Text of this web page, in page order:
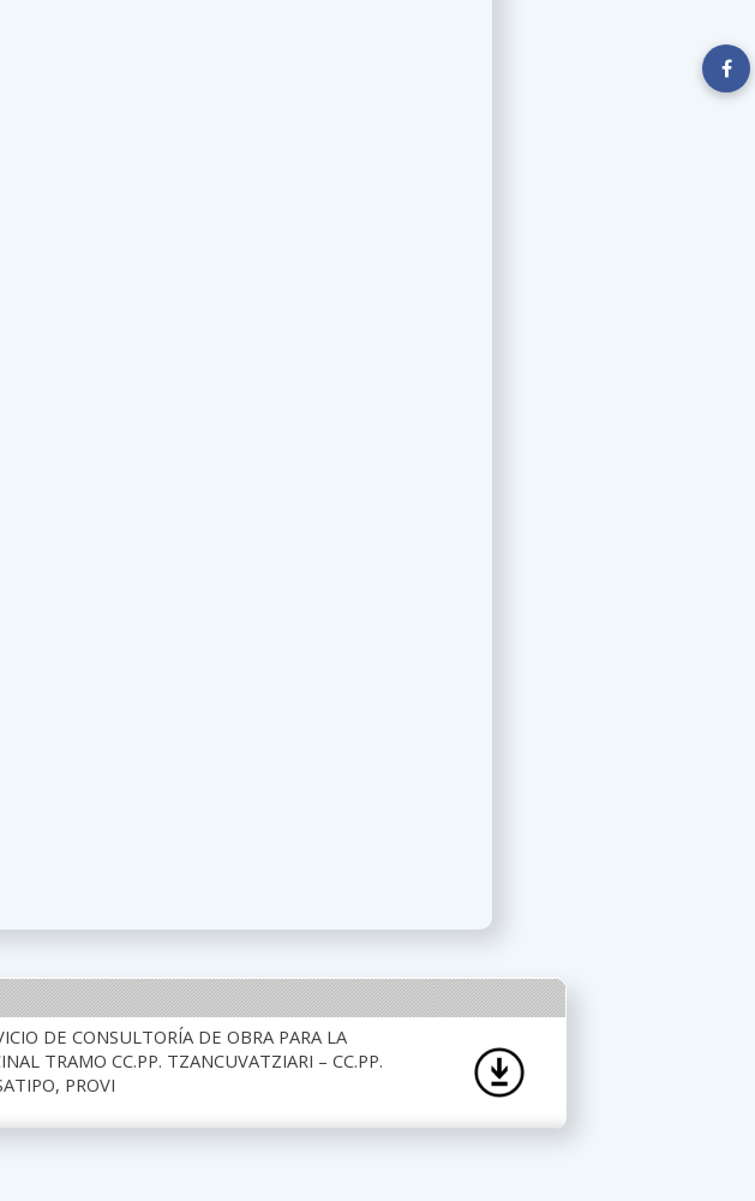
DE CONSULTORÍA DE OBRA PARA LA
TRAMO CC.PP. TZANCUVATZIARI – CC.PP.
PROVI